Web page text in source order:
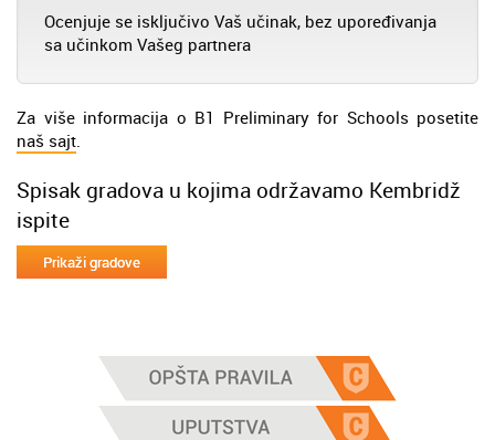
Ocenjuje se isključivo Vaš učinak, bez upoređivanja
sa učinkom Vašeg partnera
Za više informacija o B1 Preliminary for Schools posetite
naš sajt.
Spisak gradova u kojima održavamo Kembridž
ispite